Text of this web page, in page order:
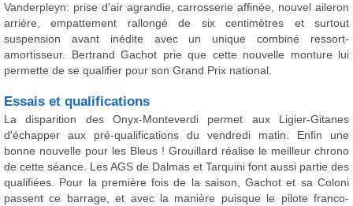
Vanderpleyn: prise d'air agrandie, carrosserie affinée, nouvel aileron
arrière, empattement rallongé de six centimètres et surtout
suspension avant inédite avec un unique combiné ressort-
amortisseur. Bertrand Gachot prie que cette nouvelle monture lui
permette de se qualifier pour son Grand Prix national.
Essais et qualifications
La disparition des Onyx-Monteverdi permet aux Ligier-Gitanes
d'échapper aux pré-qualifications du vendredi matin. Enfin une
bonne nouvelle pour les Bleus ! Grouillard réalise le meilleur chrono
de cette séance. Les AGS de Dalmas et Tarquini font aussi partie des
qualifiées. Pour la première fois de la saison, Gachot et sa Coloni
passent ce barrage, et avec la manière puisque le pilote franco-